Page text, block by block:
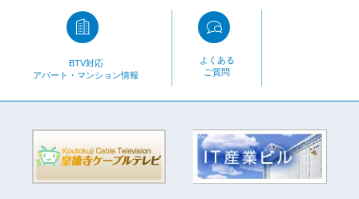
BTV対応
アパート・マンション情報
よくある
ご質問